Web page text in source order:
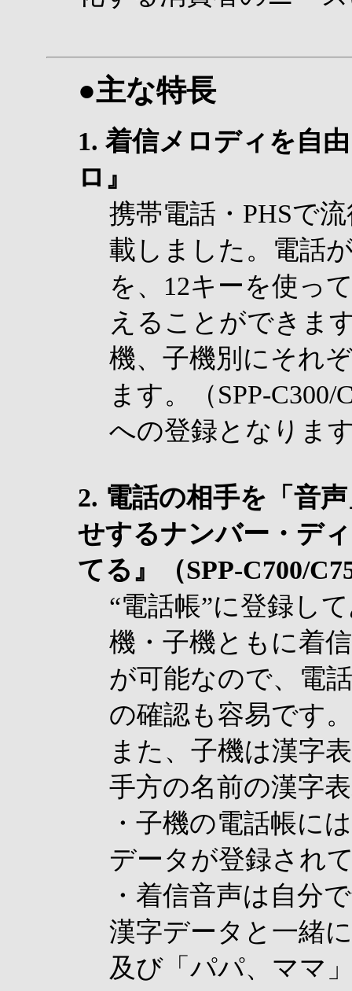
●主な特長
1. 着信メロディを自
ロ』
携帯電話・PHSで
載しました。電話
を、12キーを使っ
えることができま
機、子機別にそれ
ます。（SPP-
への登録となりま
2. 電話の相手を「音
せするナンバー・デ
てる』（SPP-C700/
“電話帳”に登録し
機・子機ともに着
が可能なので、電
の確認も容易です。
また、子機は漢字
手方の名前の漢字
・子機の電話帳に
データが登録され
・着信音声は自分
漢字データと一緒
及び「パパ、ママ